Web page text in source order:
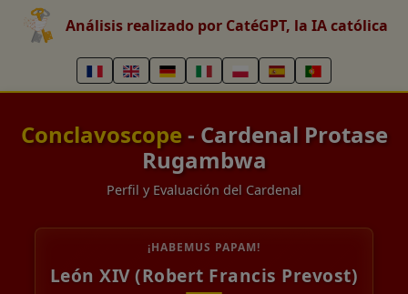
Análisis realizado por CatéGPT, la IA católica
Conclavoscope - Cardenal Protase
Rugambwa
Perfil y Evaluación del Cardenal
¡HABEMUS PAPAM!
León XIV (Robert Francis Prevost)